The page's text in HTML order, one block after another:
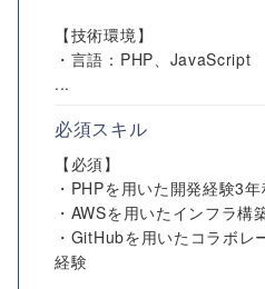
【技術環境】
・言語：PHP、JavaScript
...
必須スキル
【必須】
・PHPを用いた開発経験3
・AWSを用いたインフラ構
・GitHubを用いたコラボレ
経験